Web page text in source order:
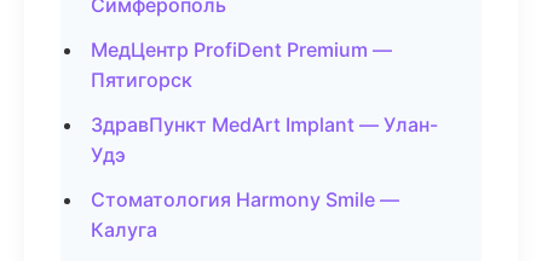
Симферополь
МедЦентр ProfiDent Premium —
Пятигорск
ЗдравПункт MedArt Implant — Улан-
Удэ
Стоматология Harmony Smile —
Калуга